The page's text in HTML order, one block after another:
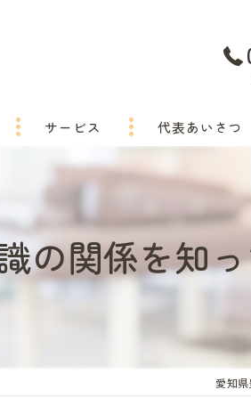
サービス 代表あいさつ
の関係を知
愛知